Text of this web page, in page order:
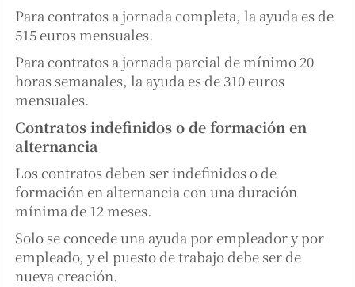
Para contratos a jornada completa, la ayuda es de
515 euros mensuales.
Para contratos a jornada parcial de mínimo 20
horas semanales, la ayuda es de 310 euros
mensuales.
Contratos indefinidos o de formación en
alternancia
Los contratos deben ser indefinidos o de
formación en alternancia con una duración
mínima de 12 meses.
Solo se concede una ayuda por empleador y por
empleado, y el puesto de trabajo debe ser de
nueva creación.